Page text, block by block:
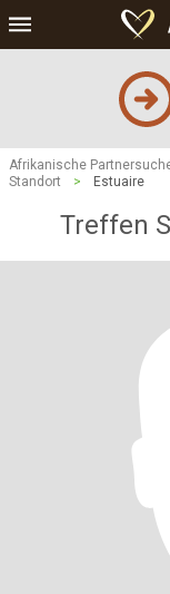
Afrikanische
Standort
> Estuaire
Treffen